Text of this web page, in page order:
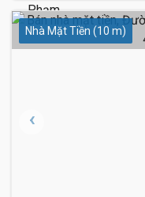
Nhà Mặt Tiền (10 m)